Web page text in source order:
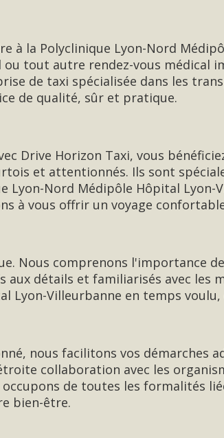
à la Polyclinique Lyon-Nord
tout autre rendez-vous médical
de taxi spécialisée dans les
de qualité, sûr et pratique.
Drive Horizon Taxi, vous
et attentionnés. Ils sont
Lyon-Nord Médipôle Hôpital
à vous offrir un voyage
Nous comprenons l'importance
aux détails et familiarisés avec les
Lyon-Villeurbanne en temps
nous facilitons vos démarches
collaboration avec les
de toutes les formalités
bien-être.